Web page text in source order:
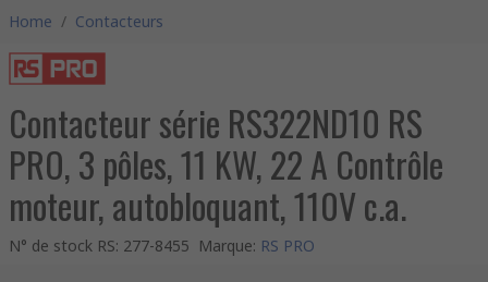
Home / Contacteurs
Contacteur série RS322ND10 RS
PRO, 3 pôles, 11 KW, 22 A Contrôle
moteur, autobloquant, 110V c.a.
N° de stock RS: 277-8455 Marque: RS PRO